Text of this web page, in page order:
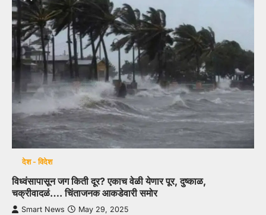
देश - विदेश
विध्वंसापासून जग किती दूर? एकाच वेळी येणार पूर, दुष्काळ,
चक्रीवादळं…. चिंताजनक आकडेवारी समोर
Smart News May 29, 2025